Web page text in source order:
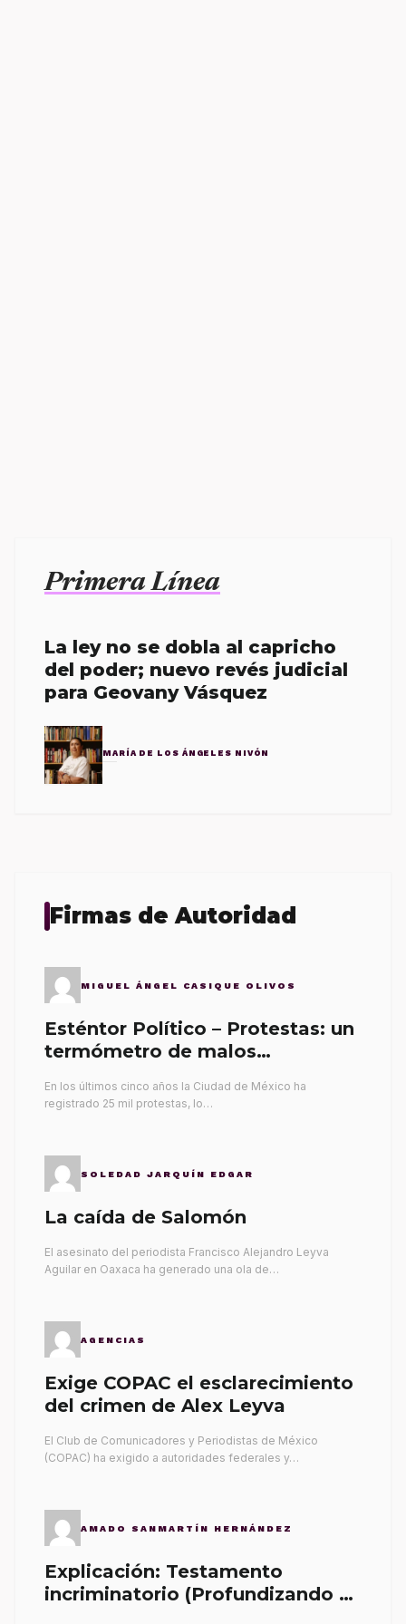
Primera Línea
La ley no se dobla al capricho
del poder; nuevo revés judicial
para Geovany Vásquez
MARÍA DE LOS ÁNGELES NIVÓN
Firmas de Autoridad
MIGUEL ÁNGEL CASIQUE OLIVOS
Esténtor Político – Protestas: un
termómetro de malos
En los últimos cinco años la Ciudad de México ha
registrado 25 mil protestas, lo…
SOLEDAD JARQUÍN EDGAR
La caída de Salomón
El asesinato del periodista Francisco Alejandro Leyva
Aguilar en Oaxaca ha generado una ola de…
AGENCIAS
Exige COPAC el esclarecimiento
del crimen de Alex Leyva
El Club de Comunicadores y Periodistas de México
(COPAC) ha exigido a autoridades federales y…
AMADO SANMARTÍN HERNÁNDEZ
Explicación: Testamento
incriminatorio (Profundizando su